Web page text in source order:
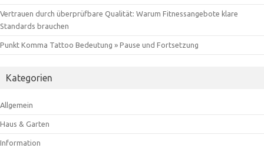
Vertrauen durch überprüfbare Qualität: Warum Fitnessangebote klare
Standards brauchen
Punkt Komma Tattoo Bedeutung » Pause und Fortsetzung
Kategorien
Allgemein
Haus & Garten
Information